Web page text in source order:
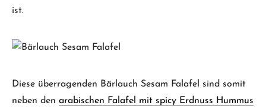
ist.
Diese überragenden Bärlauch Sesam Falafel sind somit
neben den arabischen Falafel mit spicy Erdnuss Hummus